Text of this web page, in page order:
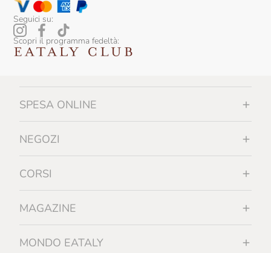
Seguici su:
Scopri il programma fedeltà:
SPESA ONLINE
NEGOZI
CORSI
MAGAZINE
MONDO EATALY